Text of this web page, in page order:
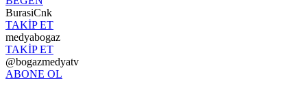
BurasiCnk
TAKİP ET
medyabogaz
TAKİP ET
@bogazmedyatv
ABONE OL